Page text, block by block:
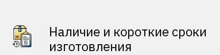
Наличие и короткие сроки
изготовления